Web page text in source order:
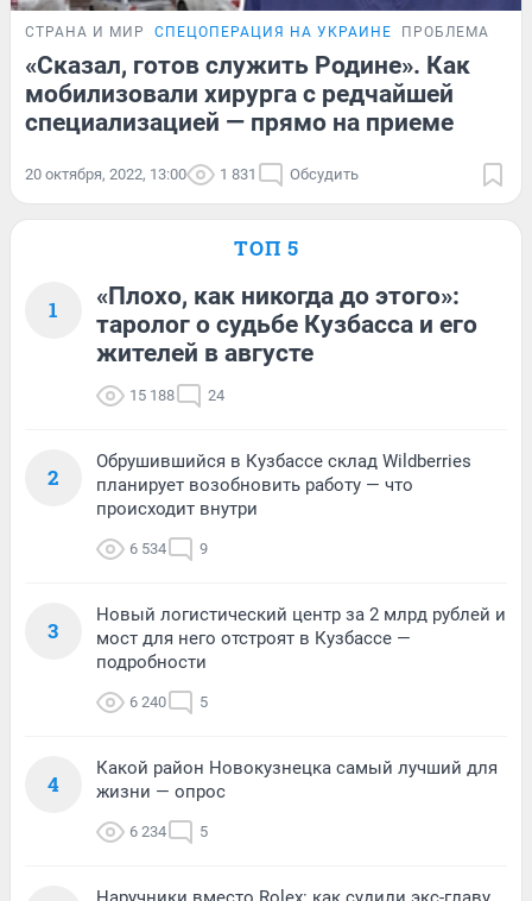
СТРАНА И МИР СПЕЦОПЕРАЦИЯ НА УКРАИНЕ ПРОБЛЕМА
«Сказал, готов служить Родине». Как
мобилизовали хирурга с редчайшей
специализацией — прямо на приеме
20 октября, 2022, 13:00 1 831 Обсудить
ТОП 5
1
«Плохо, как никогда до этого»:
таролог о судьбе Кузбасса и его
жителей в августе
15 188 24
2
Обрушившийся в Кузбассе склад Wildberries
планирует возобновить работу — что
происходит внутри
6 534 9
3
Новый логистический центр за 2 млрд рублей и
мост для него отстроят в Кузбассе —
подробности
6 240 5
4
Какой район Новокузнецка самый лучший для
жизни — опрос
6 234 5